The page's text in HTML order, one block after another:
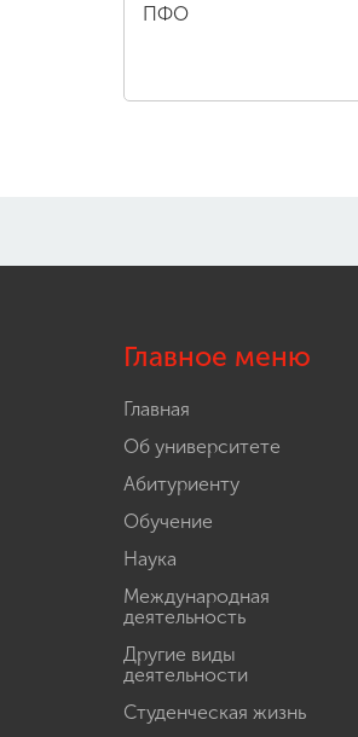
ПФО
Главное меню
Главная
Об университете
Абитуриенту
Обучение
Наука
Международная
деятельность
Другие виды
деятельности
Студенческая жизнь